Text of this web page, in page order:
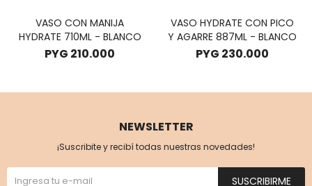
VASO CON MANIJA
HYDRATE 710ML - BLANCO
PYG 210.000
VASO HYDRATE CON PICO
Y AGARRE 887ML - BLANCO
PYG 230.000
NEWSLETTER
¡Suscribite y recibí todas nuestras novedades!
SUSCRIBIRME